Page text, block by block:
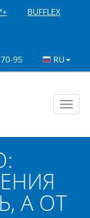
BUFFLEX
95 RU
А ОТ